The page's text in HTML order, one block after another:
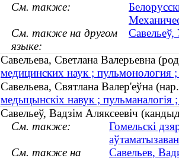
См. также:
См. также на другом
языке:
Савельева, Светлана Валерьевна
медицинских наук ; пульмонология
Савельева, Святлана Валер'еўна
медыцынскіх навук ; пульманалогія
Савельеў, Вадзім Аляксеевіч
См. также:
Гомельскі
См. также на
Савельев,